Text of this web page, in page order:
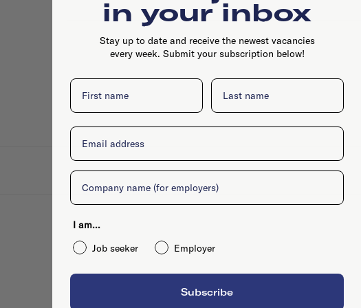
in your inbox
Stay up to date and receive the newest vacancies
every week. Submit your subscription below!
First name Last name
Email
Company
I am...
Job seeker
Employer
Subscribe